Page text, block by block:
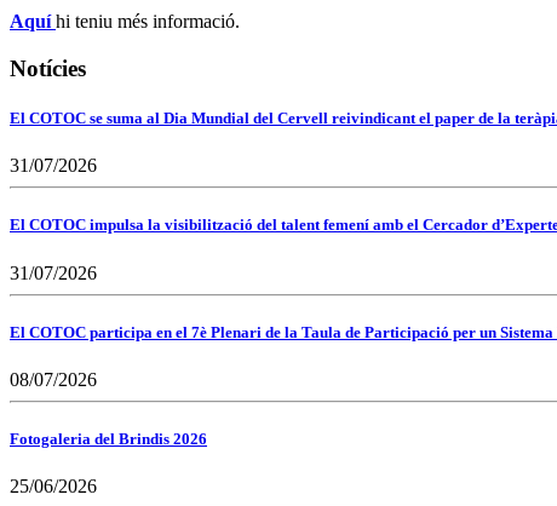
Aquí hi teniu més informació.
Notícies
El COTOC se suma al Dia Mundial del Cervell reivindicant el paper de la
31/07/2026
El COTOC impulsa la visibilització del talent femení amb el Cercador
31/07/2026
El COTOC participa en el 7è Plenari de la Taula de Participació per un
08/07/2026
Fotogaleria del Brindis 2026
25/06/2026